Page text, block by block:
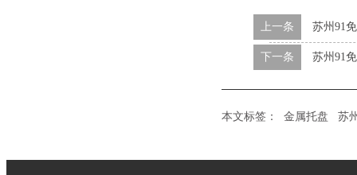
上一条 苏州91
下一条 苏州91
本文标签： 金属托盘 苏